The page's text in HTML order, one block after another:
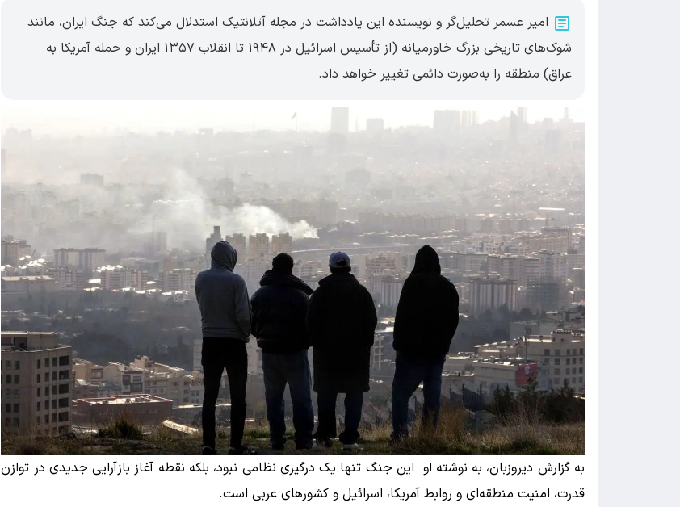
امیر عسمر تحلیل‌گر و نویسنده این یادداشت در مجله آتلانتیک استدلال می‌کند که جنگ ایران، مانند
شوک‌های تاریخی بزرگ خاورمیانه (از تأسیس اسرائیل در ۱۹۴۸ تا انقلاب ۱۳۵۷ ایران و حمله آمریکا به
عراق) منطقه را به‌صورت دائمی تغییر خواهد داد.
به گزارش دیروزبان، به نوشته او این جنگ تنها یک درگیری نظامی نبود، بلکه نقطه آغاز بازآرایی جدیدی در توازن
قدرت، امنیت منطقه‌ای و روابط آمریکا، اسرائیل و کشورهای عربی است.